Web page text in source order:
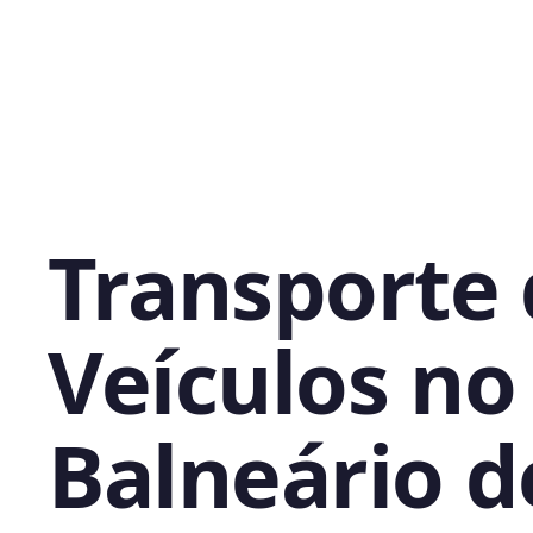
Transporte
Veículos no
Balneário